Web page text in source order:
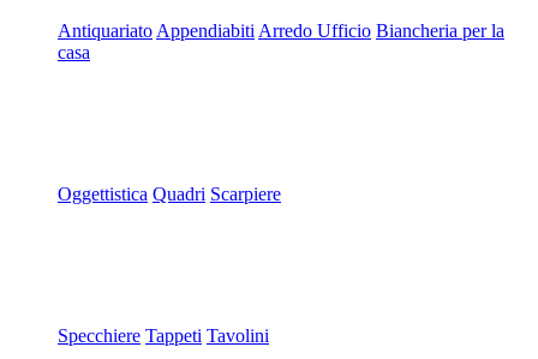
Antiquariato Appendiabiti Arredo Ufficio Biancheria per la
casa
Oggettistica Quadri Scarpiere
Specchiere Tappeti Tavolini